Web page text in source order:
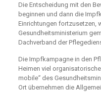
Die Entscheidung mit den
beginnen und dann die
Einrichtungen fortzusetzen,
Gesundheitsministerium
Dachverband der
Die Impfkampagne in den
Heimen viel
mobile“ des
Ort übernehmen die